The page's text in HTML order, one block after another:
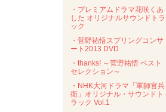
・プレミアムドラマ花咲くあ
した オリジナルサウンドトラ
ック
・菅野祐悟スプリングコンサ
ート2013 DVD
・thanks! ～菅野祐悟 ベスト
セレクション～
・NHK大河ドラマ「軍師官兵
衛」オリジナル・サウンドト
ラック Vol.1